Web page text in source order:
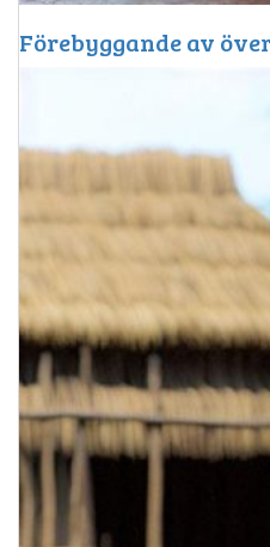
Förebyggande av